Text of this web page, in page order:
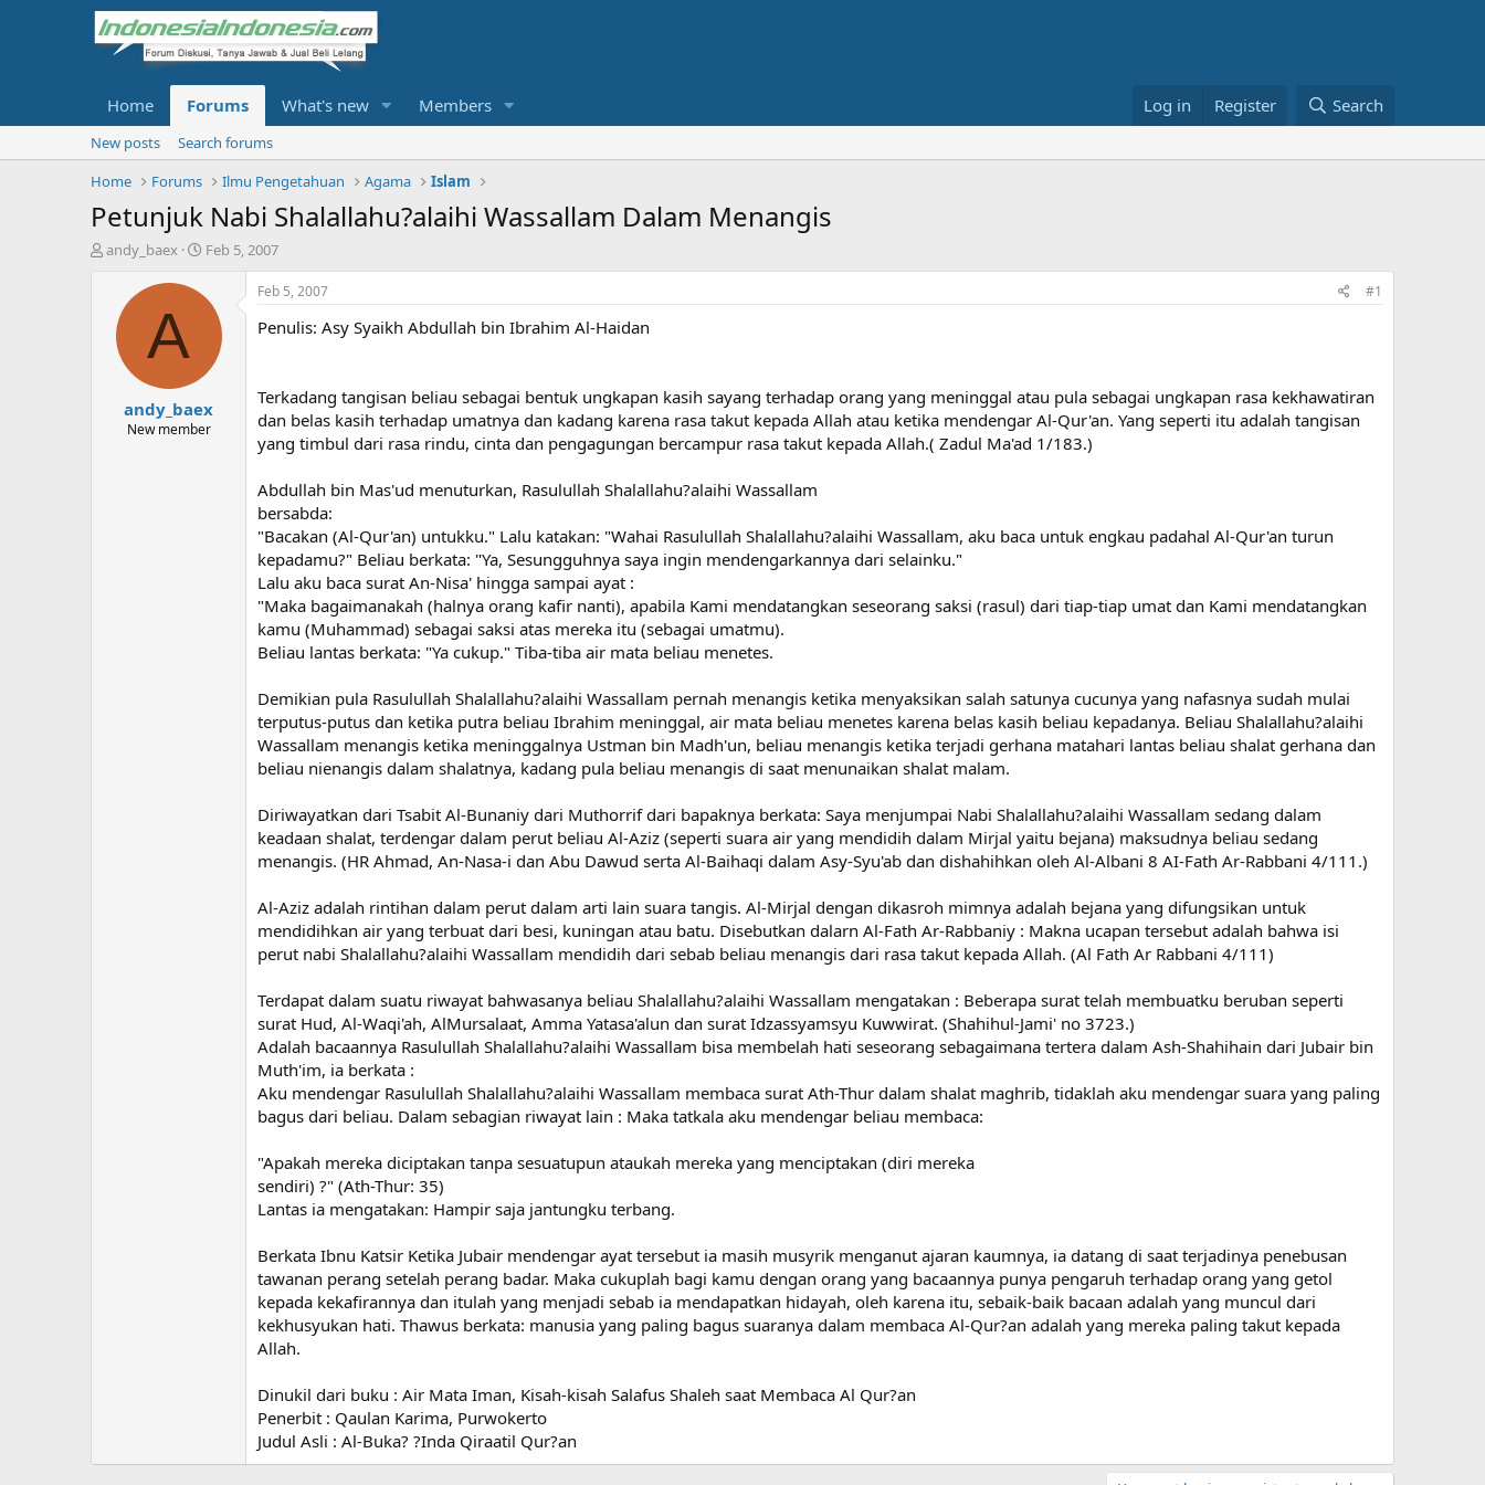
Home Forums What's new Members Log in Register Search
New posts
Search forums
Home
Forums Ilmu Pengetahuan Agama Islam
Petunjuk Nabi Shalallahu?alaihi Wassallam Dalam Menangis
T
andy_baex
S
r
a
e
Feb 5, 2007
A
andy_baex
New member
Feb 5, 2007 #1
Penulis: Asy Syaikh Abdullah bin Ibrahim Al-Haidan
Terkadang tangisan beliau sebagai bentuk ungkapan kasih sayang terhadap orang yang meninggal atau pula sebagai ungkapan rasa kekhawatiran
dan belas kasih terhadap umatnya dan kadang karena rasa takut kepada Allah atau ketika mendengar Al-Qur'an. Yang seperti itu adalah tangisan
yang timbul dari rasa rindu, cinta dan pengagungan bercampur rasa takut kepada Allah.( Zadul Ma'ad 1/183.)
Abdullah bin Mas'ud menuturkan, Rasulullah Shalallahu?alaihi Wassallam
bersabda:
"Bacakan (Al-Qur'an) untukku." Lalu katakan: "Wahai Rasulullah Shalallahu?alaihi Wassallam, aku baca untuk engkau padahal Al-Qur'an turun
kepadamu?" Beliau berkata: "Ya, Sesungguhnya saya ingin mendengarkannya dari selainku."
Lalu aku baca surat An-Nisa' hingga sampai ayat :
"Maka bagaimanakah (halnya orang kafir nanti), apabila Kami mendatangkan seseorang saksi (rasul) dari tiap-tiap umat dan Kami mendatangkan
kamu (Muhammad) sebagai saksi atas mereka itu (sebagai umatmu).
Beliau lantas berkata: "Ya cukup." Tiba-tiba air mata beliau menetes.
Demikian pula Rasulullah Shalallahu?alaihi Wassallam pernah menangis ketika menyaksikan salah satunya cucunya yang nafasnya sudah mulai
terputus-putus dan ketika putra beliau Ibrahim meninggal, air mata beliau menetes karena belas kasih beliau kepadanya. Beliau Shalallahu?alaihi
Wassallam menangis ketika meninggalnya Ustman bin Madh'un, beliau menangis ketika terjadi gerhana matahari lantas beliau shalat gerhana dan
beliau nienangis dalam shalatnya, kadang pula beliau menangis di saat menunaikan shalat malam.
Diriwayatkan dari Tsabit Al-Bunaniy dari Muthorrif dari bapaknya berkata: Saya menjumpai Nabi Shalallahu?alaihi Wassallam sedang dalam
keadaan shalat, terdengar dalam perut beliau Al-Aziz (seperti suara air yang mendidih dalam Mirjal yaitu bejana) maksudnya beliau sedang
menangis. (HR Ahmad, An-Nasa-i dan Abu Dawud serta Al-Baihaqi dalam Asy-Syu'ab dan dishahihkan oleh Al-Albani 8 AI-Fath Ar-Rabbani 4/111.)
Al-Aziz adalah rintihan dalam perut dalam arti lain suara tangis. Al-Mirjal dengan dikasroh mimnya adalah bejana yang difungsikan untuk
mendidihkan air yang terbuat dari besi, kuningan atau batu. Disebutkan dalarn Al-Fath Ar-Rabbaniy : Makna ucapan tersebut adalah bahwa isi
perut nabi Shalallahu?alaihi Wassallam mendidih dari sebab beliau menangis dari rasa takut kepada Allah. (Al Fath Ar Rabbani 4/111)
Terdapat dalam suatu riwayat bahwasanya beliau Shalallahu?alaihi Wassallam mengatakan : Beberapa surat telah membuatku beruban seperti
surat Hud, Al-Waqi'ah, AlMursalaat, Amma Yatasa'alun dan surat Idzassyamsyu Kuwwirat. (Shahihul-Jami' no 3723.)
Adalah bacaannya Rasulullah Shalallahu?alaihi Wassallam bisa membelah hati seseorang sebagaimana tertera dalam Ash-Shahihain dari Jubair bin
Muth'im, ia berkata :
Aku mendengar Rasulullah Shalallahu?alaihi Wassallam membaca surat Ath-Thur dalam shalat maghrib, tidaklah aku mendengar suara yang paling
bagus dari beliau. Dalam sebagian riwayat lain : Maka tatkala aku mendengar beliau membaca:
"Apakah mereka diciptakan tanpa sesuatupun ataukah mereka yang menciptakan (diri mereka
sendiri) ?" (Ath-Thur: 35)
Lantas ia mengatakan: Hampir saja jantungku terbang.
Berkata Ibnu Katsir Ketika Jubair mendengar ayat tersebut ia masih musyrik menganut ajaran kaumnya, ia datang di saat terjadinya penebusan
tawanan perang setelah perang badar. Maka cukuplah bagi kamu dengan orang yang bacaannya punya pengaruh terhadap orang yang getol
kepada kekafirannya dan itulah yang menjadi sebab ia mendapatkan hidayah, oleh karena itu, sebaik-baik bacaan adalah yang muncul dari
kekhusyukan hati. Thawus berkata: manusia yang paling bagus suaranya dalam membaca Al-Qur?an adalah yang mereka paling takut kepada
Allah.
Dinukil dari buku : Air Mata Iman, Kisah-kisah Salafus Shaleh saat Membaca Al Qur?an
Penerbit : Qaulan Karima, Purwokerto
Judul Asli : Al-Buka? ?Inda Qiraatil Qur?an